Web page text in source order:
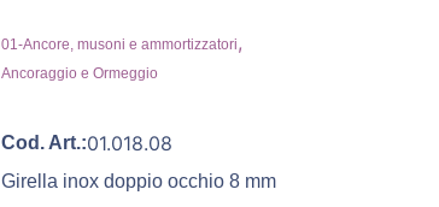
01-Ancore, musoni e ammortizzatori,
Ancoraggio e Ormeggio
Cod. Art.:01.018.08
Girella inox doppio occhio 8 mm